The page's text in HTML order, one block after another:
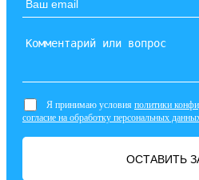
Я принимаю условия политики
согласие на обработку персональных
ОСТАВИТЬ